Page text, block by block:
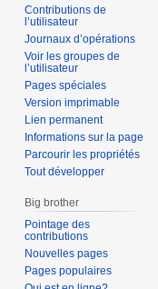
Contributions de
l’utilisateur
Journaux d’opérations
Voir les groupes de
l’utilisateur
Pages spéciales
Version imprimable
Lien permanent
Informations sur la page
Parcourir les propriétés
Tout développer
Big brother
Pointage des
contributions
Nouvelles pages
Pages populaires